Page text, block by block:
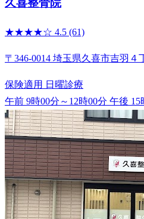
久喜整骨院
★★★★☆ 4.5 (61)
〒346-0014 埼玉県久喜市吉羽４
保険適用 日曜診療
午前 9時00分～12時00分 午後 15